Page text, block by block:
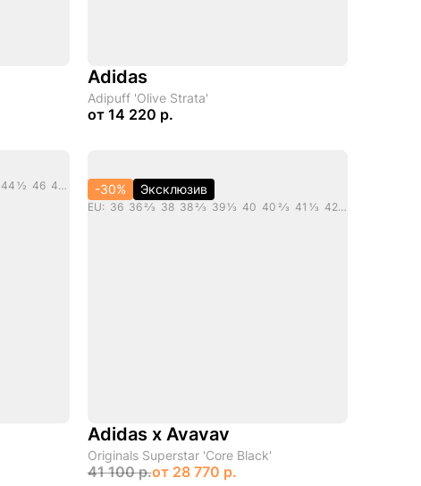
Adidas
Adipuff 'Olive Strata'
от14 220 р.
EU: 36 2/3 37 1/3 38 39 40 1/2 42 43 44 1/2 46 46 2/3 47 -30% Эксклюзив
EU: 36 36 2/3 38 38 2/3 39 1/3 40 40 2/3 41 1/3 42 42 2/3 43 1/3 44 47 1/3
Adidas x Avavav
Originals Superstar 'Core Black'
41 100 р.от28 770 р.